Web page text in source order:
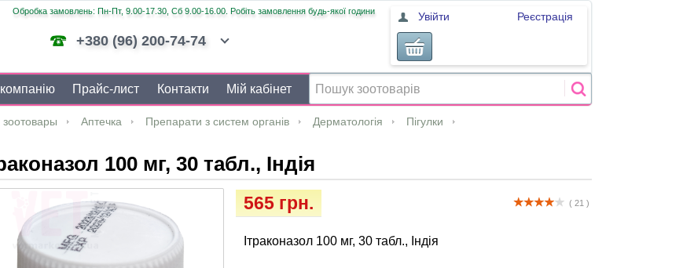
Обробка замовлень: Пн-Пт, 9.00-17.30, Сб 9.00-16.00. Робіть замовлення будь-якої години
+380 (96) 200-74-74
Увійти Реєстрація
Прайс-лист Контакти Мій кабінет
зоотовары Аптечка Препарати з систем органів Дерматологія
Пігулки
100 мг, 30 табл., Індія
( 21 )
565 грн.
Ітраконазол 100 мг, 30 табл., Індія